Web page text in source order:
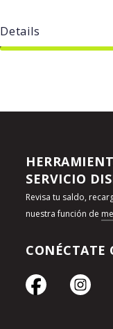
Details
SERVICIO
Revisa tu saldo,
nuestra función de
CONÉCTATE